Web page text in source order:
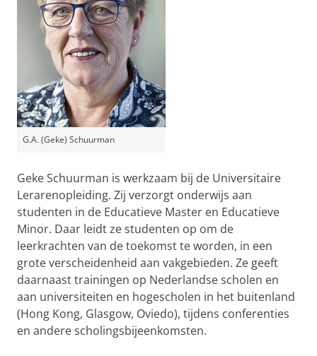
G.A. (Geke) Schuurman
Geke Schuurman is werkzaam bij de Universitaire
Lerarenopleiding. Zij verzorgt onderwijs aan
studenten in de Educatieve Master en Educatieve
Minor. Daar leidt ze studenten op om de
leerkrachten van de toekomst te worden, in een
grote verscheidenheid aan vakgebieden. Ze geeft
daarnaast trainingen op Nederlandse scholen en
aan universiteiten en hogescholen in het buitenland
(Hong Kong, Glasgow, Oviedo), tijdens conferenties
en andere scholingsbijeenkomsten.